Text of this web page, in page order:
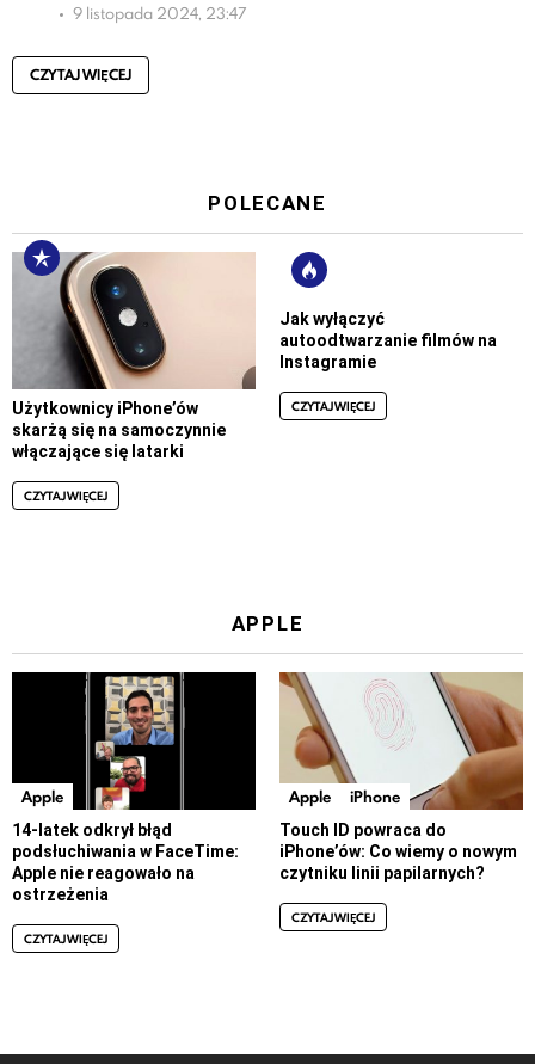
9 listopada 2024, 23:47
CZYTAJ WIĘCEJ
POLECANE
Użytkownicy iPhone’ów
skarżą się na samoczynnie
włączające się latarki
CZYTAJ WIĘCEJ
Jak wyłączyć
autoodtwarzanie filmów na
Instagramie
CZYTAJ WIĘCEJ
APPLE
Apple
14-latek odkrył błąd
podsłuchiwania w FaceTime:
Apple nie reagowało na
ostrzeżenia
CZYTAJ WIĘCEJ
Apple iPhone
Touch ID powraca do
iPhone’ów: Co wiemy o nowym
czytniku linii papilarnych?
CZYTAJ WIĘCEJ